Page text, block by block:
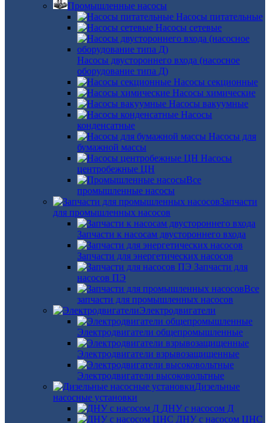
Промышленные насосы
Насосы питательные
Насосы сетевые
Насосы двустороннего входа (насосное
оборудование типа Д)
Насосы секционные
Насосы химические
Насосы вакуумные
Насосы
конденсатные
Насосы для
бумажной массы
Насосы
центробежные ЦН
Все
промышленные насосы
Запчасти
для промышленных насосов
Запчасти к насосам двустороннего входа
Запчасти для энергетических насосов
Запчасти для
насосов ПЭ
Все
запчасти для промышленных насосов
Электродвигатели
Электродвигатели общепромышленные
Электродвигатели взрывозащищенные
Электродвигатели высоковольтные
Дизельные
насосные установки
ДНУ с насосом Д
ДНУ с насосом ЦНС